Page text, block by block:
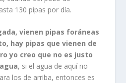
130 pipas por día.
vienen pipas foráneas
hay pipas que vienen de
yo creo que no es justo
, si el agua de aquí no
los de arriba, entonces es